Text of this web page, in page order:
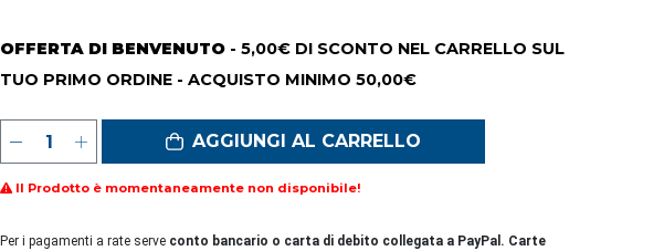
OFFERTA DI BENVENUTO - 5,00€ DI SCONTO NEL CARRELLO SUL
TUO PRIMO ORDINE - ACQUISTO MINIMO 50,00€
AGGIUNGI AL CARRELLO
Il Prodotto è momentaneamente non disponibile!
Per i pagamenti a rate serve conto bancario o carta di debito collegata a PayPal. Carte